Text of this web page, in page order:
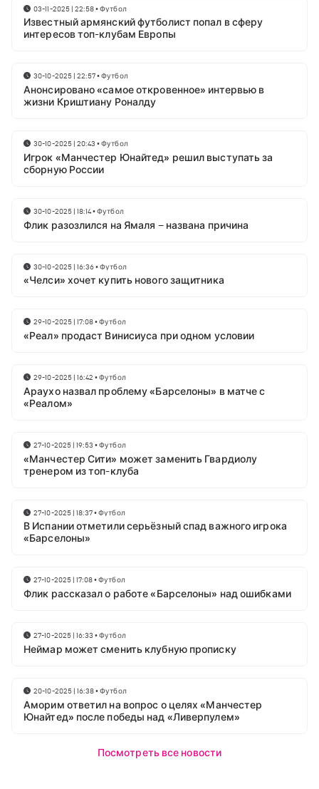
03-11-2025 | 22:58•Футбол
Известный армянский футболист попал в сферу
интересов топ-клубам Европы
30-10-2025 | 22:57•Футбол
Анонсировано «самое откровенное» интервью в
жизни Криштиану Роналду
30-10-2025 | 20:43 •Футбол
Игрок «Манчестер Юнайтед» решил выступать за
сборную России
30-10-2025 | 18:14•Футбол
Флик разозлился на Ямаля – названа причина
30-10-2025 | 16:36•Футбол
«Челси» хочет купить нового защитника
29-10-2025 | 17:08•Футбол
«Реал» продаст Винисиуса при одном условии
29-10-2025 | 16:42 •Футбол
Араухо назвал проблему «Барселоны» в матче с
«Реалом»
27-10-2025 | 19:53 •Футбол
«Манчестер Сити» может заменить Гвардиолу
тренером из топ-клуба
27-10-2025 | 18:37•Футбол
В Испании отметили серьёзный спад важного игрока
«Барселоны»
27-10-2025 | 17:08•Футбол
Флик рассказал о работе «Барселоны» над ошибками
27-10-2025 | 16:33 •Футбол
Неймар может сменить клубную прописку
20-10-2025 | 16:38•Футбол
Аморим ответил на вопрос о целях «Манчестер
Юнайтед» после победы над «Ливерпулем»
Посмотреть все новости